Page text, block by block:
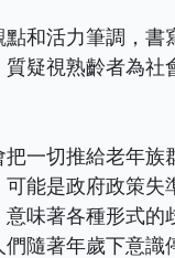
和活力筆調，
疑視熟齡者為
一切推給老年族
能是政府政策失
味著各種形式的
隨著年歲下意識